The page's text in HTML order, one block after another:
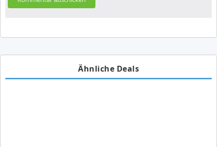
Ähnliche Deals